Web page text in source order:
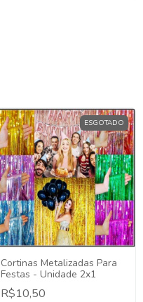
ESGOTADO
Cortinas Metalizadas Para
Festas - Unidade 2x1
R$10,50